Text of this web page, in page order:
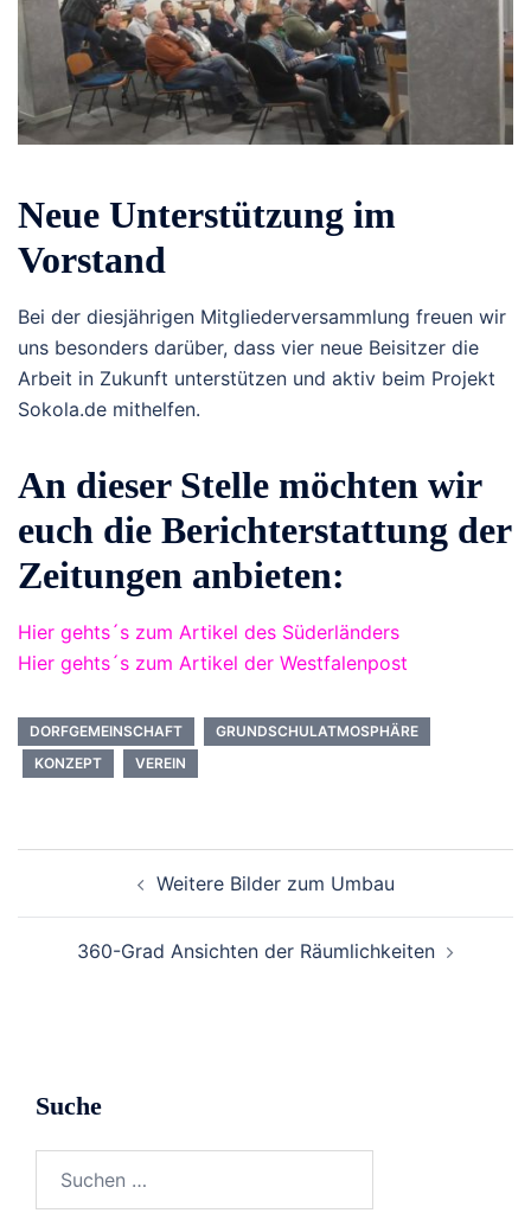
Neue Unterstützung im
Vorstand
Bei der diesjährigen Mitgliederversammlung freuen wir
uns besonders darüber, dass vier neue Beisitzer die
Arbeit in Zukunft unterstützen und aktiv beim Projekt
Sokola.de mithelfen.
An dieser Stelle möchten wir
euch die Berichterstattung der
Zeitungen anbieten:
Hier gehts´s zum Artikel des Süderländers
Hier gehts´s zum Artikel der Westfalenpost
DORFGEMEINSCHAFT
GRUNDSCHULATMOSPHÄRE
KONZEPT
VEREIN
Weitere Bilder zum Umbau
360-Grad Ansichten der Räumlichkeiten
Suche